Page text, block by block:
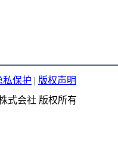
私保护 | 版权声明
式会社 版权所有